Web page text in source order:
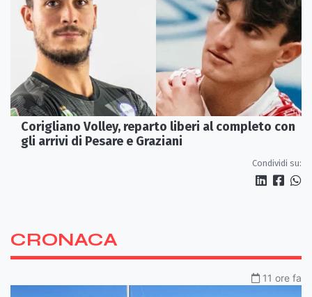
Corigliano Volley, reparto liberi al completo con
gli arrivi di Pesare e Graziani
Condividi su:
CRONACA
11 ore fa